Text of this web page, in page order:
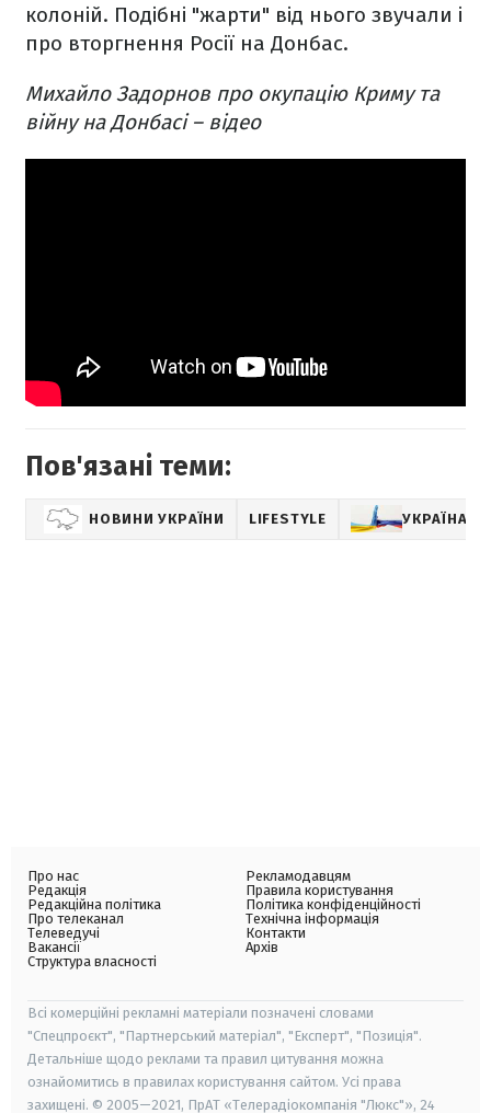
колоній. Подібні "жарти" від нього звучали і
про вторгнення Росії на Донбас.
Михайло Задорнов про окупацію Криму та
війну на Донбасі – відео
Пов'язані теми:
НОВИНИ УКРАЇНИ LIFESTYLE УКРАЇНА –
Про нас
Редакція
Редакційна політика
Про телеканал
Телеведучі
Вакансії
Структура власності
Рекламодавцям
Правила користування
Політика конфіденційності
Технічна інформація
Контакти
Архів
Всі комерційні рекламні матеріали позначені словами
"Спецпроєкт", "Партнерський матеріал", "Експерт", "Позиція".
Детальніше щодо реклами та правил цитування можна
ознайомитись в правилах користування сайтом. Усі права
захищені. © 2005—2021, ПрАТ «Телерадіокомпанія "Люкс"», 24